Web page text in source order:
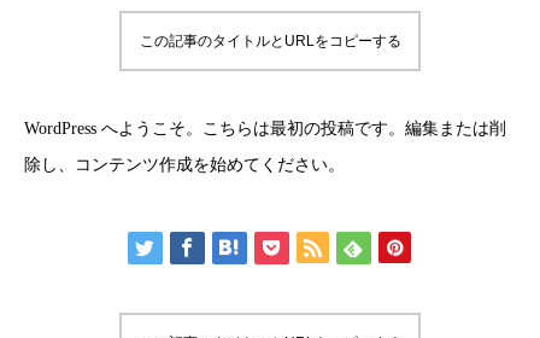
この記事のタイトルとURLをコピーする
WordPress へようこそ。こちらは最初の投稿です。編集または削
除し、コンテンツ作成を始めてください。